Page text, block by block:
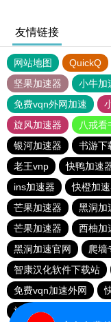
友情链接
网站地图 QuickQ
坚果加速器
小牛加
免费vqn外网加速
旋风加速器
八戒看
银河加速器
书游下
老王vnp
快鸭加速
ins加速器
快橙加
芒果加速器
黑洞加
芒果加速器
西柚加
黑洞加速官网
爬墙
智康汉化软件下载站
免费vqn加速外网
旋风加速度器